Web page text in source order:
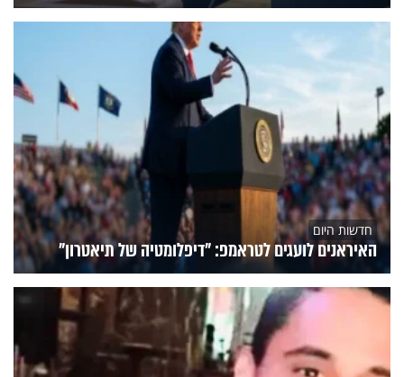
חדשות היום
האיראנים לועגים לטראמפ: "דיפלומטיה של תיאטרון"